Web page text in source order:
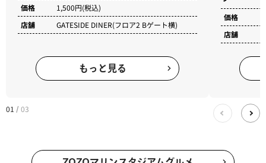
定番メニューからイベント限定メニューまで美味しいスタジアムグ
ワー